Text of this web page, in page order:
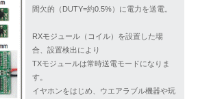
間欠的（DUTY=約0.5%）に電力を送電。
RXモジュール（コイル）を設置した場
合、設置検出により
TXモジュールは常時送電モードになりま
す。
イヤホンをはじめ、ウエアラブル機器や玩